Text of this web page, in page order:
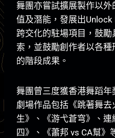
舞團亦嘗試擴展製作以
值及潛能，發展出Unlock
跨交化的駐場項目，鼓
索，並鼓勵創作者以各
的階段成果。
舞團曾三度獲香港舞蹈
劇場作品包括《跳著舞去
生》、《游弋蒼穹》、
四》、《蕭邦 vs CA幫